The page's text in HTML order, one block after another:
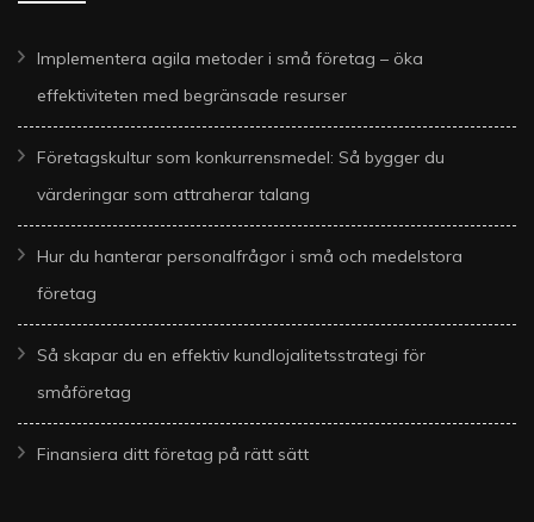
Implementera agila metoder i små företag – öka
effektiviteten med begränsade resurser
Företagskultur som konkurrensmedel: Så bygger du
värderingar som attraherar talang
Hur du hanterar personalfrågor i små och medelstora
företag
Så skapar du en effektiv kundlojalitetsstrategi för
småföretag
Finansiera ditt företag på rätt sätt